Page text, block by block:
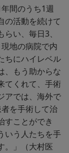
間のうち1週
の活動を続けて
い、毎日3、
地の病院で内
ちにハイレベル
、もう助からな
てくれて、手術
アでは、海外で
を手術して治
すことができ
いう人たちを手
。」（大村医